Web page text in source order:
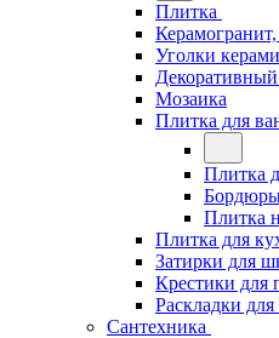
Плитка
Уголки
Мозаика
Плитка для
Плитка
Плитка
Плитка для
Затирки для
Крестики для
Раскладки для
Сантехника